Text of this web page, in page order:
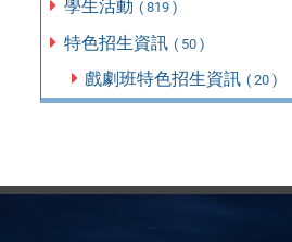
學生活動 ( 819 )
特色招生資訊 ( 50 )
戲劇班特色招生資訊 ( 20 )